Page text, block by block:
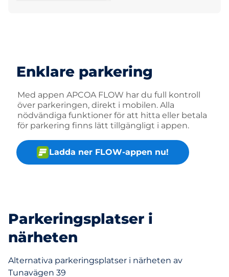
Enklare parkering
Med appen APCOA FLOW har du full kontroll
över parkeringen, direkt i mobilen. Alla
nödvändiga funktioner för att hitta eller betala
för parkering finns lätt tillgängligt i appen.
Ladda ner FLOW-appen nu!
Parkeringsplatser i
närheten
Alternativa parkeringsplatser i närheten av
Tunavägen 39